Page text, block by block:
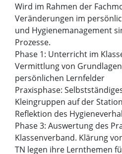
Wird im Rahmen der
Veränderungen im
und Hygienemanagement
Prozesse.
Phase 1: Unterricht im
Vermittlung von
persönlichen Lernfelder
Praxisphase:
Kleingruppen auf der
Reflektion des
Phase 3: Auswertung des
Klassenverband. Klärung
TN legen ihre Lernthemen